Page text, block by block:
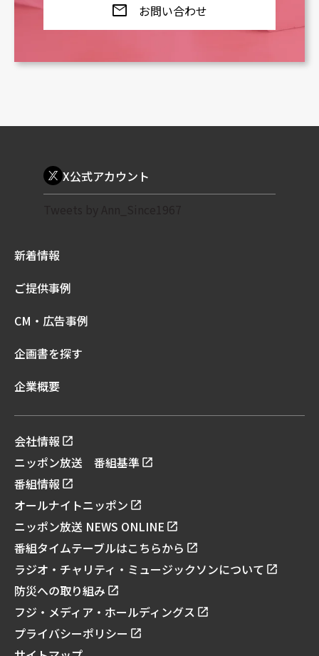
mail お問い合わせ
X公式アカウント
新着情報
ご提供事例
CM・広告事例
企画書を探す
企業概要
会社情報
ニッポン放送 番組基準
番組情報
オールナイトニッポン
ニッポン放送 NEWS ONLINE
番組タイムテーブルはこちらから
ラジオ・チャリティ・ミュージックソンについて
防災への取り組み
フジ・メディア・ホールディングス
プライバシーポリシー